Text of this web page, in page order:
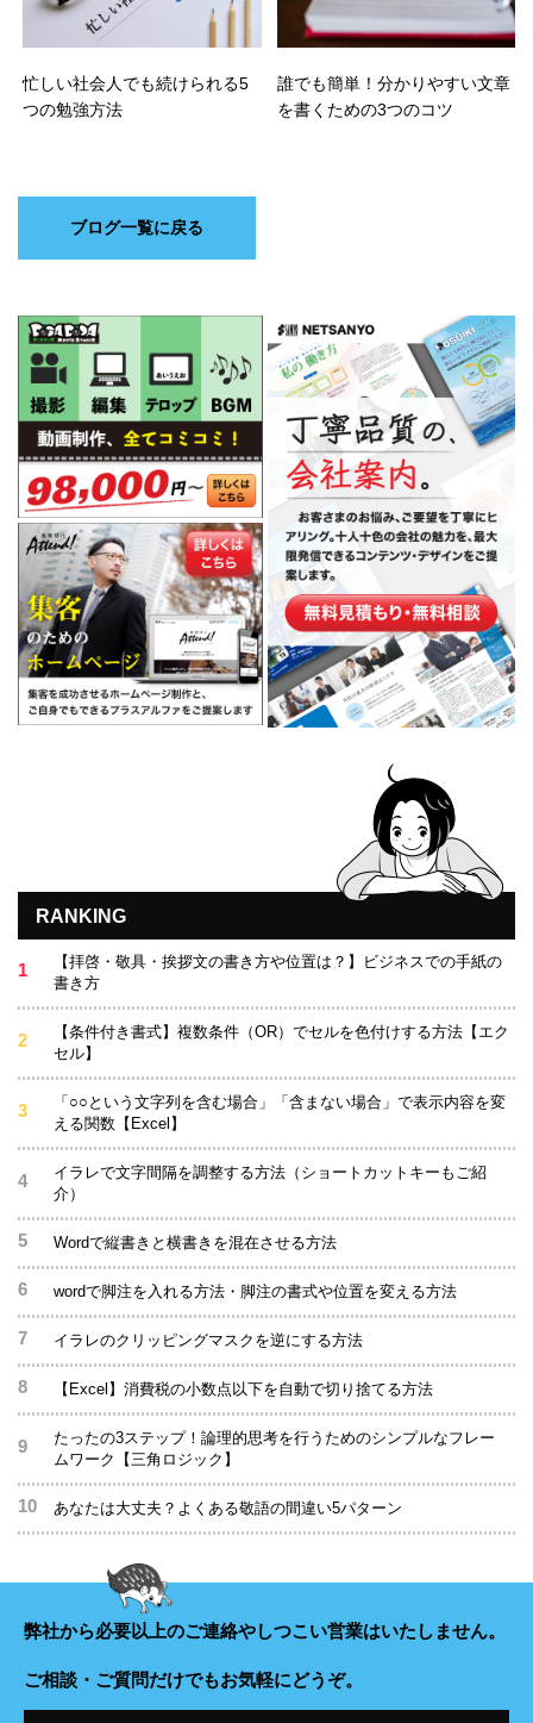
忙しい社会人でも続けられる5
つの勉強方法
誰でも簡単！分かりやすい文章
を書くための3つのコツ
ブログ一覧に戻る
RANKING
【拝啓・敬具・挨拶文の書き方や位置は？】ビジネスでの手紙の
書き方
【条件付き書式】複数条件（OR）でセルを色付けする方法【エク
セル】
「○○という文字列を含む場合」「含まない場合」で表示内容を変
える関数【Excel】
イラレで文字間隔を調整する方法（ショートカットキーもご紹
介）
Wordで縦書きと横書きを混在させる方法
wordで脚注を入れる方法・脚注の書式や位置を変える方法
イラレのクリッピングマスクを逆にする方法
【Excel】消費税の小数点以下を自動で切り捨てる方法
たったの3ステップ！論理的思考を行うためのシンプルなフレー
ムワーク【三角ロジック】
あなたは大丈夫？よくある敬語の間違い5パターン
弊社から必要以上のご連絡やしつこい営業はいたしません。
ご相談・ご質問だけでもお気軽にどうぞ。